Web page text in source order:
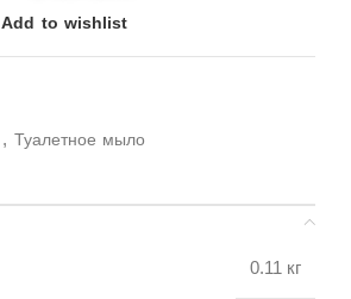
Add to wishlist
, Туалетное мыло
0.11 кг